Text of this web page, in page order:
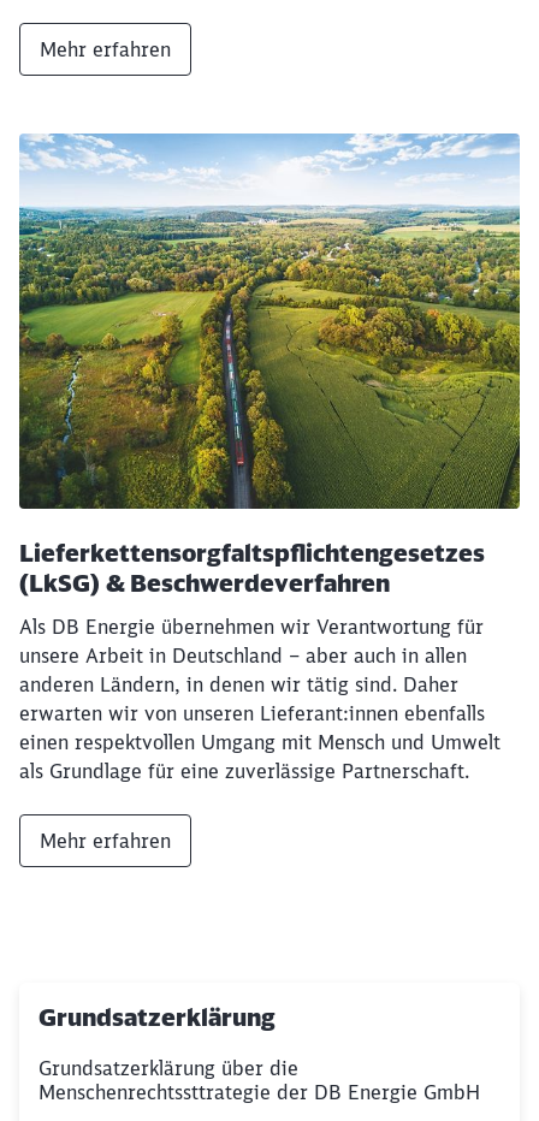
Mehr erfahren
Lieferkettensorgfaltspflichtengesetzes
(LkSG) & Beschwerdeverfahren
Als DB Energie übernehmen wir Verantwortung für
unsere Arbeit in Deutschland – aber auch in allen
anderen Ländern, in denen wir tätig sind. Daher
erwarten wir von unseren Lieferant:innen ebenfalls
einen respektvollen Umgang mit Mensch und Umwelt
als Grundlage für eine zuverlässige Partnerschaft.
Mehr erfahren
Grundsatzerklärung
Grundsatzerklärung über die
Menschenrechtssttrategie der DB Energie GmbH